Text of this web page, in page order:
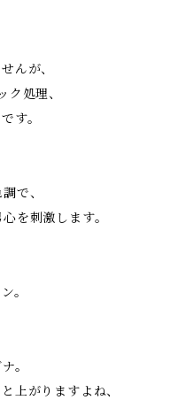
んが、
ク処理、
す。
で、
を刺激します。
。
。
上がりますよね、